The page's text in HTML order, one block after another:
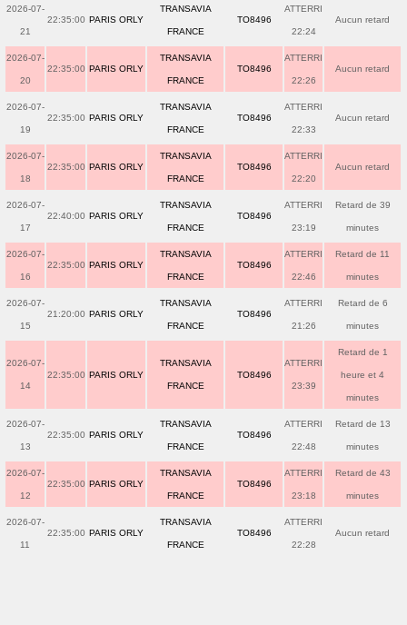
2026-07-
21
22:35:00 PARIS ORLY
TRANSAVIA
FRANCE
TO8496
ATTERRI
22:24
Aucun retard
2026-07-
20
22:35:00 PARIS ORLY
TRANSAVIA
FRANCE
TO8496
ATTERRI
22:26
Aucun retard
2026-07-
19
22:35:00 PARIS ORLY
TRANSAVIA
FRANCE
TO8496
ATTERRI
22:33
Aucun retard
2026-07-
18
22:35:00 PARIS ORLY
TRANSAVIA
FRANCE
TO8496
ATTERRI
22:20
Aucun retard
2026-07-
17
22:40:00 PARIS ORLY
TRANSAVIA
FRANCE
TO8496
ATTERRI
23:19
Retard de 39
minutes
2026-07-
16
22:35:00 PARIS ORLY
TRANSAVIA
FRANCE
TO8496
ATTERRI
22:46
Retard de 11
minutes
2026-07-
15
21:20:00 PARIS ORLY
TRANSAVIA
FRANCE
TO8496
ATTERRI
21:26
Retard de 6
minutes
2026-07-
14
22:35:00 PARIS ORLY
TRANSAVIA
FRANCE
TO8496
ATTERRI
23:39
Retard de 1
heure et 4
minutes
2026-07-
13
22:35:00 PARIS ORLY
TRANSAVIA
FRANCE
TO8496
ATTERRI
22:48
Retard de 13
minutes
2026-07-
12
22:35:00 PARIS ORLY
TRANSAVIA
FRANCE
TO8496
ATTERRI
23:18
Retard de 43
minutes
2026-07-
11
22:35:00 PARIS ORLY
TRANSAVIA
FRANCE
TO8496
ATTERRI
22:28
Aucun retard